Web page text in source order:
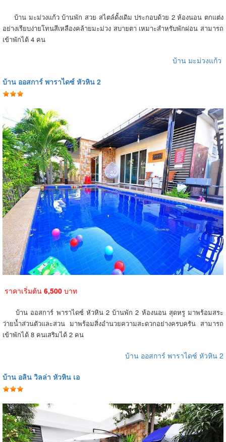
บ้าน มะม่วงแก้ว บ้านพัก สวย สไตล์ดั้งเดิม ประกอบด้วย 2 ห้องนอน ตกแต่ง
อย่างเรียบง่ายโทนสีเหลืองคล้ายมะม่วง สบายตา เหมาะสำหรับพักผ่อน สามารถ
เข้าพักได้ 4 คน
บ้าน มะม่วงแก้ว
บ้าน ออสการ์ พาราไดซ์ หัวหิน 2
ราคาเริ่มต้น 6,500 บาท
บ้าน ออสการ์ พาราไดซ์ หัวหิน 2 บ้านพัก 2 ห้องนอน สุดหรู มาพร้อมสระ
ว่ายน้ำส่วนตัวและสวน มาพร้อมสิ่งอำนวยความสะดวกอย่างครบครัน สามารถ
เข้าพักได้ 8 คนเสริมได้ 2 คน
บ้าน ออสการ์ พาราไดซ์ หัวหิน 2
บ้าน อลิน วิลล่า หัวหิน เอ